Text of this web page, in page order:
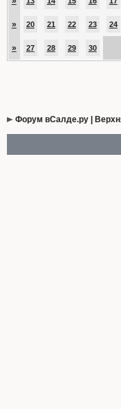
» 20 21 22 23 24
» 27 28 29 30
Форум вСалде.ру |